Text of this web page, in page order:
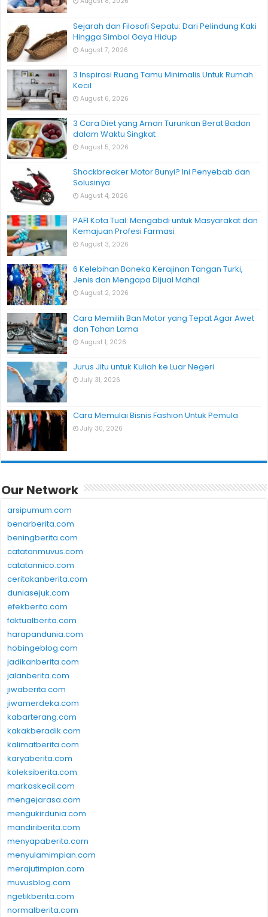
Sejarah dan Filosofi Sepatu: Dari Pelindung Kaki
Hingga Simbol Gaya Hidup
August 7, 2026
3 Inspirasi Ruang Tamu Minimalis Untuk Rumah
Kecil
August 6, 2026
3 Cara Diet yang Aman Turunkan Berat Badan
dalam Waktu Singkat
August 5, 2026
Shockbreaker Motor Bunyi? Ini Penyebab dan
Solusinya
August 4, 2026
PAFI Kota Tual: Mengabdi untuk Masyarakat dan
Kemajuan Profesi Farmasi
August 3, 2026
6 Kelebihan Boneka Kerajinan Tangan Turki,
Jenis dan Mengapa Dijual Mahal
August 2, 2026
Cara Memilih Ban Motor yang Tepat Agar Awet
dan Tahan Lama
August 1, 2026
Jurus Jitu untuk Kuliah ke Luar Negeri
July 31, 2026
Cara Memulai Bisnis Fashion Untuk Pemula
July 30, 2026
Our Network
arsipumum.com
benarberita.com
beningberita.com
catatanmuvus.com
catatannico.com
ceritakanberita.com
duniasejuk.com
efekberita.com
faktualberita.com
harapandunia.com
hobingeblog.com
jadikanberita.com
jalanberita.com
jiwaberita.com
jiwamerdeka.com
kabarterang.com
kakakberadik.com
kalimatberita.com
karyaberita.com
koleksiberita.com
markaskecil.com
mengejarasa.com
mengukirdunia.com
mandiriberita.com
menyapaberita.com
menyulamimpian.com
merajutimpian.com
muvusblog.com
ngetikberita.com
normalberita.com